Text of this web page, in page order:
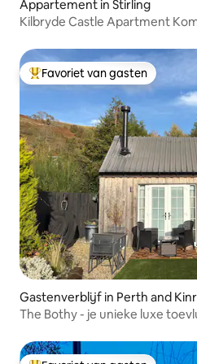
Appartement in Stirling
Kilbryde Castle Apartment
Topfavoriet van gasten
Favoriet van gasten
Gastenverblijf in Perth and
The Bothy - je unieke luxe